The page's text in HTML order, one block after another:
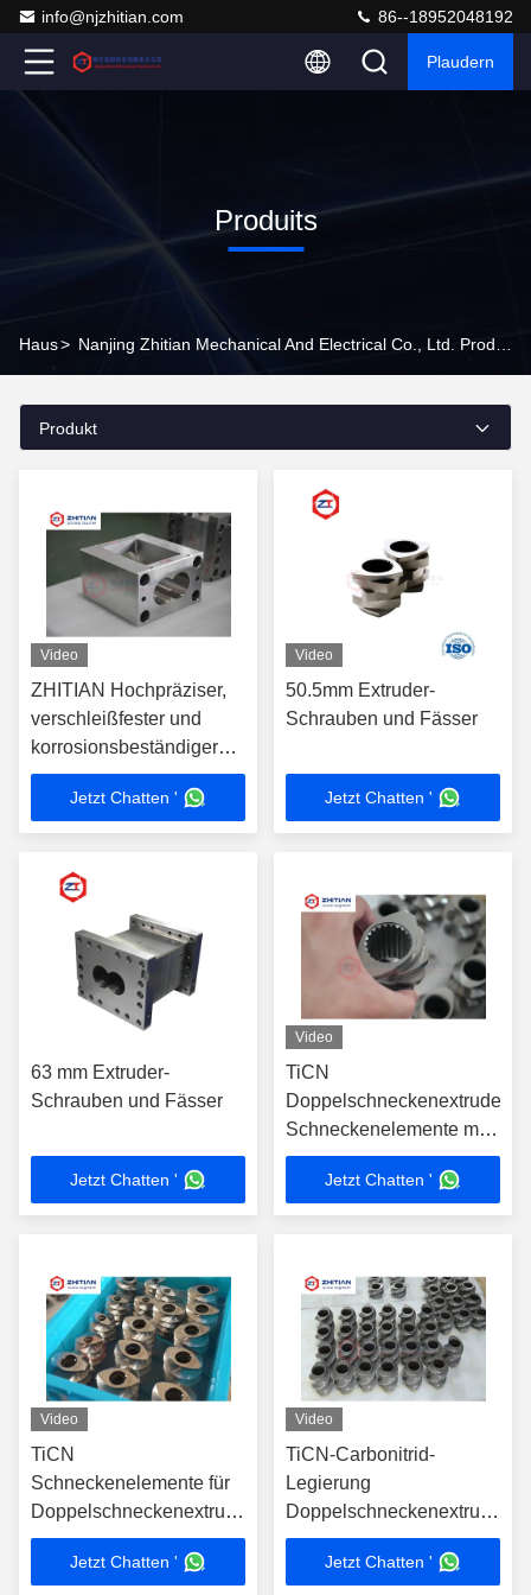
info@njzhitian.com 86--18952048192
Plaudern
Produits
Haus>
Produkt
Video
ZHITIAN Hochpräziser,
verschleißfester und
korrosionsbeständiger
Doppelschneckenextruderzylinder
Legierungsausfütterung
Jetzt Chatten '
Video
50.5mm Extruder-
Schrauben und Fässer
Jetzt Chatten '
63 mm Extruder-
Schrauben und Fässer
Jetzt Chatten '
Video
TiCN
Doppelschneckenextruder-
Schneckenelemente mit
±0,02 mm Toleranz für
Verschleiß- und
Korrosionsbeständigkeit
Jetzt Chatten '
Video
TiCN
Schneckenelemente für
Doppelschneckenextruder
mit hoher
Verschleißfestigkeit HRC
Jetzt Chatten '
Video
TiCN-Carbonitrid-
Legierung
Doppelschneckenextruder-
Schraubelemente mit
Verschleiß- und
Jetzt Chatten '